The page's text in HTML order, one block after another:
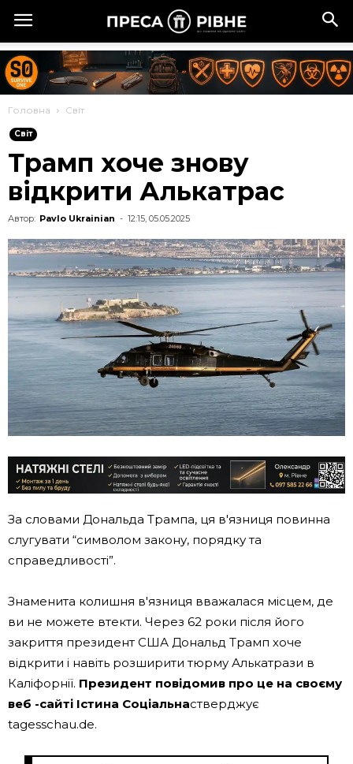
Головна Cвіт
Cвіт
Трамп хоче знову
відкрити Алькатрас
Автор: Pavlo Ukrainian - 12:15, 05.05.2025
За словами Дональда Трампа, ця в'язниця повинна
слугувати “символом закону, порядку та
справедливості”.
Знаменита колишня в'язниця вважалася місцем, де
ви не можете втекти. Через 62 роки після його
закриття президент США Дональд Трамп хоче
відкрити і навіть розширити тюрму Алькатрази в
Каліфорнії. Президент повідомив про це на своєму
веб -сайті Істина Соціальнастверджує
tagesschau.de.